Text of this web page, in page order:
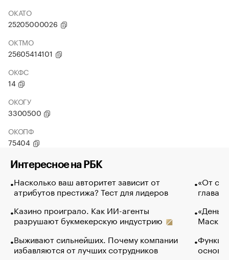
ОКАТО
25205000026
ОКТМО
25605414101
ОКФС
14
ОКОГУ
3300500
ОКОПФ
75404
Интересное на РБК
Насколько ваш авторитет зависит от
атрибутов престижа? Тест для лидеров
Казино проиграло. Как ИИ-агенты
разрушают букмекерскую индустрию
Выживают сильнейших. Почему компании
избавляются от лучших сотрудников
«От
глава
Маск в
основ